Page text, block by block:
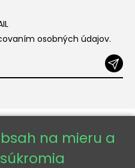
osobných údajov.
na mieru a